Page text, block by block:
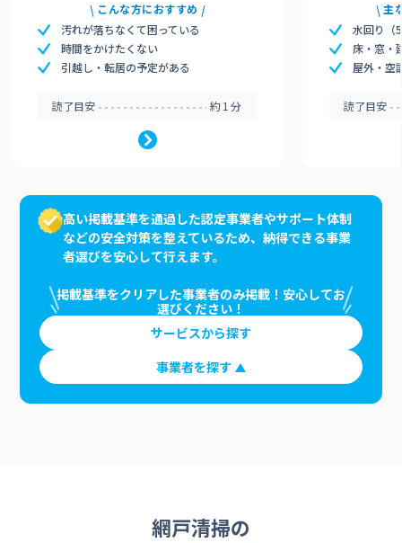
こんな方におすすめ
汚れが落ちなくて困っている
時間をかけたくない
引越し・転居の予定がある
読了目安 約1分
主
水回り（
床・窓・
屋外・空
読了目安
高い掲載基準を通過した認定事業者やサポート体制
などの安全対策を整えているため、納得できる事業
者選びを安心して行えます。
掲載基準をクリアした事業者のみ掲載！安心してお
選びください！
サービスから探す
事業者を探す
網戸清掃の